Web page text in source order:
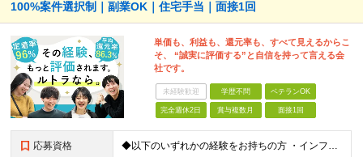
100%案件選択制｜副業OK｜住宅手当｜面接1回
単価も、利益も、還元率も、すべて見えるからこ
そ、 “誠実に評価する”と自信を持って言える会
社です。
未経験歓迎 学歴不問 ベテランOK
完全週休2日 賞与複数月 面接1回
応募資格 ◆以下のいずれかの経験をお持ちの方 ・インフラ設計・構築の実務経験（オンプレ/クラウドどちらもOK） ・クラウド環境下での運用保守に関する実務経験 ◆学歴不問 ＜こんな方は特に歓迎します＞ ◎これま